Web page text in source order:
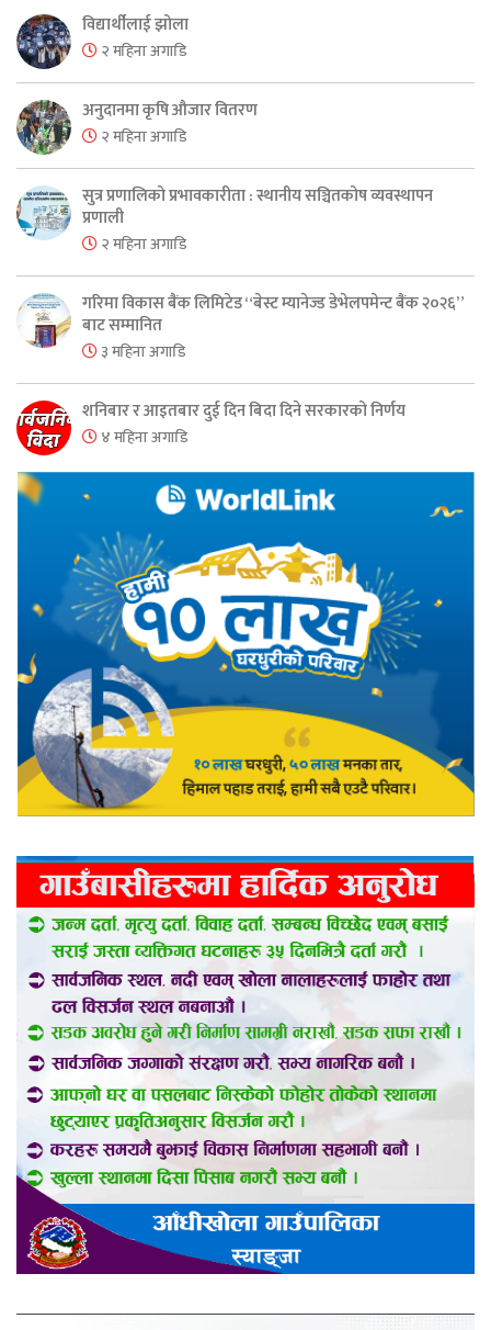
विद्यार्थीलाई झोला
२ महिना अगाडि
अनुदानमा कृषि औजार वितरण
२ महिना अगाडि
सुत्र प्रणालिको प्रभावकारीता : स्थानीय सञ्चितकोष व्यवस्थापन
प्रणाली
२ महिना अगाडि
गरिमा विकास बैंक लिमिटेड “बेस्ट म्यानेज्ड डेभेलपमेन्ट बैंक २०२६”
बाट सम्मानित
३ महिना अगाडि
शनिबार र आइतबार दुई दिन बिदा दिने सरकारको निर्णय
४ महिना अगाडि